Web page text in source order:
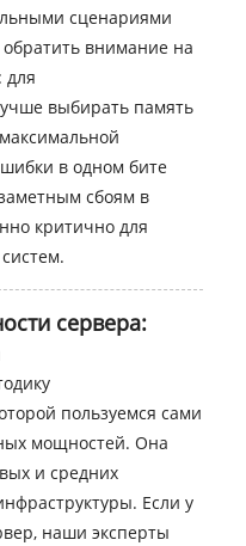
сценариями
внимание на
для
выбирать память
в одном бите
сбоям в
критично для
сервера:
пользуемся сами
мощностей. Она
и средних
Если у
наши эксперты